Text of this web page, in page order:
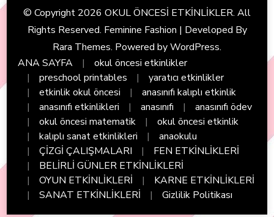
© Copyright 2026 OKUL ÖNCESİ ETKİNLİKLER. All
Rights Reserved. Feminine Fashion | Developed By
Rara Themes. Powered byWordPress.
ANA SAYFA
okul öncesi etkinlikler
preschool printables
yaratıcı etkinlikler
etkinlik okul öncesi
anasınıfı kalıplı etkinlik
anasınıfı etkinlikleri
anasınıfı
anasınıfı ödev
okul öncesi matematik
okul öncesi etkinlik
kalıplı sanat etkinlikleri
anaokulu
ÇİZGİ ÇALIŞMALARI
FEN ETKİNLİKLERİ
BELİRLİ GÜNLER ETKİNLİKLERİ
OYUN ETKİNLİKLERİ
KARNE ETKİNLİKLERİ
SANAT ETKİNLİKLERİ
Gizlilik Politikası